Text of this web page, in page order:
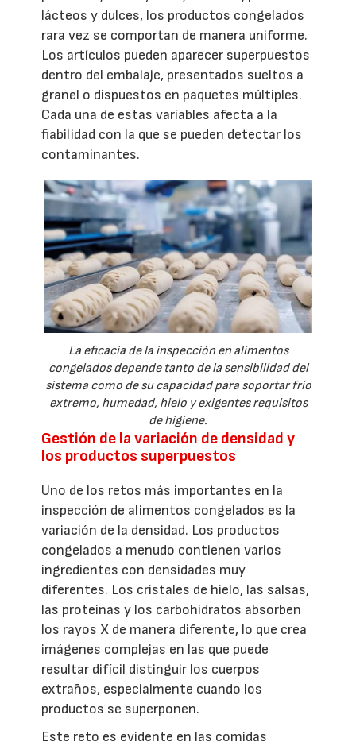
lácteos y dulces, los productos congelados
rara vez se comportan de manera uniforme.
Los artículos pueden aparecer superpuestos
dentro del embalaje, presentados sueltos a
granel o dispuestos en paquetes múltiples.
Cada una de estas variables afecta a la
fiabilidad con la que se pueden detectar los
contaminantes.
La eficacia de la inspección en alimentos
congelados depende tanto de la sensibilidad del
sistema como de su capacidad para soportar frío
extremo, humedad, hielo y exigentes requisitos
de higiene.
Gestión de la variación de densidad y
los productos superpuestos
Uno de los retos más importantes en la
inspección de alimentos congelados es la
variación de la densidad. Los productos
congelados a menudo contienen varios
ingredientes con densidades muy
diferentes. Los cristales de hielo, las salsas,
las proteínas y los carbohidratos absorben
los rayos X de manera diferente, lo que crea
imágenes complejas en las que puede
resultar difícil distinguir los cuerpos
extraños, especialmente cuando los
productos se superponen.
Este reto es evidente en las comidas